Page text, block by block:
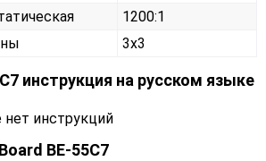
1200:1
3x3
инструкция на русском языке
нет инструкций
BE-55C7